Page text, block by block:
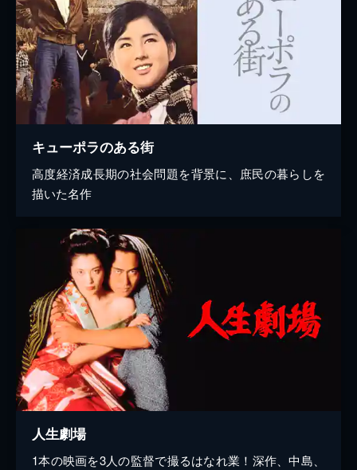
キューポラのある街
高度経済成長期の社会問題を背景に、庶民の暮らしを
描いた名作
人生劇場
1本の映画を3人の監督で撮るはなれ業！深作、中島、